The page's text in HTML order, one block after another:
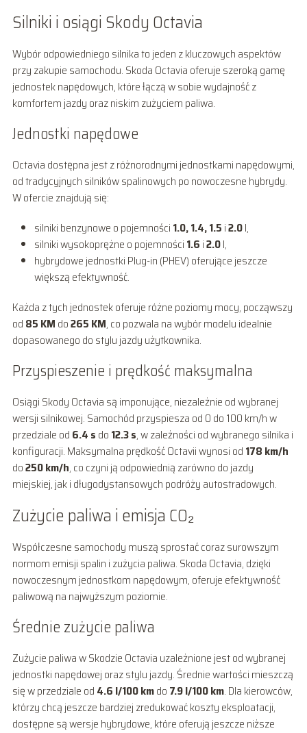
Silniki i osiągi Skody Octavia
Wybór odpowiedniego silnika to jeden z kluczowych aspektów
przy zakupie samochodu. Skoda Octavia oferuje szeroką gamę
jednostek napędowych, które łączą w sobie wydajność z
komfortem jazdy oraz niskim zużyciem paliwa.
Jednostki napędowe
Octavia dostępna jest z różnorodnymi jednostkami napędowymi,
od tradycyjnych silników spalinowych po nowoczesne hybrydy.
W ofercie znajdują się:
silniki benzynowe o pojemności 1.0, 1.4, 1.5 i2.0l,
silniki wysokoprężne o pojemności 1.6 i2.0l,
hybrydowe jednostki Plug-in (PHEV) oferujące jeszcze
większą efektywność.
Każda z tych jednostek oferuje różne poziomy mocy, począwszy
od 85 KM do265 KM, co pozwala na wybór modelu idealnie
dopasowanego do stylu jazdy użytkownika.
Przyspieszenie i prędkość maksymalna
Osiągi Skody Octavia są imponujące, niezależnie od wybranej
wersji silnikowej. Samochód przyspiesza od 0 do 100 km/h w
przedziale od 6.4 s do 12.3 s, w zależności od wybranego silnika i
konfiguracji. Maksymalna prędkość Octavii wynosi od 178 km/h
do250 km/h, co czyni ją odpowiednią zarówno do jazdy
miejskiej, jak i długodystansowych podróży autostradowych.
Zużycie paliwa i emisja CO₂
Współczesne samochody muszą sprostać coraz surowszym
normom emisji spalin i zużycia paliwa. Skoda Octavia, dzięki
nowoczesnym jednostkom napędowym, oferuje efektywność
paliwową na najwyższym poziomie.
Średnie zużycie paliwa
Zużycie paliwa w Skodzie Octavia uzależnione jest od wybranej
jednostki napędowej oraz stylu jazdy. Średnie wartości mieszczą
się w przedziale od 4.6 l/100 kmdo 7.9 l/100 km. Dla kierowców,
którzy chcą jeszcze bardziej zredukować koszty eksploatacji,
dostępne są wersje hybrydowe, które oferują jeszcze niższe